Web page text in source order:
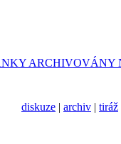
diskuze | archiv | tiráž